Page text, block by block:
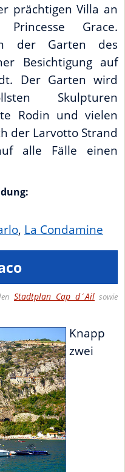
prächtigen Villa an
Grace.
der Garten des
Besichtigung auf
Der Garten wird
Skulpturen
Rodin und vielen
der Larvotto Strand
alle Fälle einen
, La Condamine
Stadtplan Cap d´Ail sowie
Knapp
zwei